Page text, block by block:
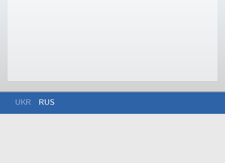
UKR RUS